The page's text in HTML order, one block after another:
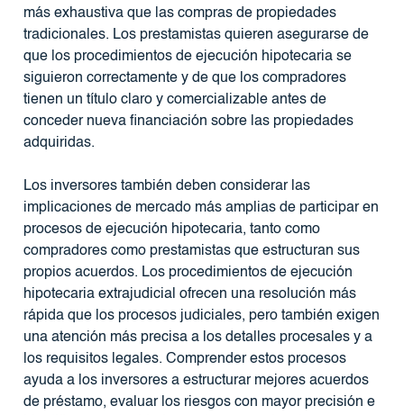
más exhaustiva que las compras de propiedades
tradicionales. Los prestamistas quieren asegurarse de
que los procedimientos de ejecución hipotecaria se
siguieron correctamente y de que los compradores
tienen un título claro y comercializable antes de
conceder nueva financiación sobre las propiedades
adquiridas.
Los inversores también deben considerar las
implicaciones de mercado más amplias de participar en
procesos de ejecución hipotecaria, tanto como
compradores como prestamistas que estructuran sus
propios acuerdos. Los procedimientos de ejecución
hipotecaria extrajudicial ofrecen una resolución más
rápida que los procesos judiciales, pero también exigen
una atención más precisa a los detalles procesales y a
los requisitos legales. Comprender estos procesos
ayuda a los inversores a estructurar mejores acuerdos
de préstamo, evaluar los riesgos con mayor precisión e